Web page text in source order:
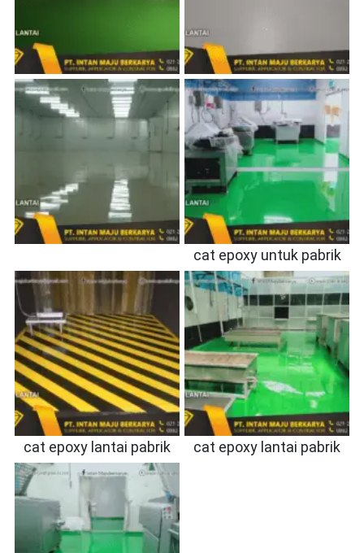
cat epoxy untuk pabrik
cat epoxy lantai pabrik cat epoxy lantai pabrik